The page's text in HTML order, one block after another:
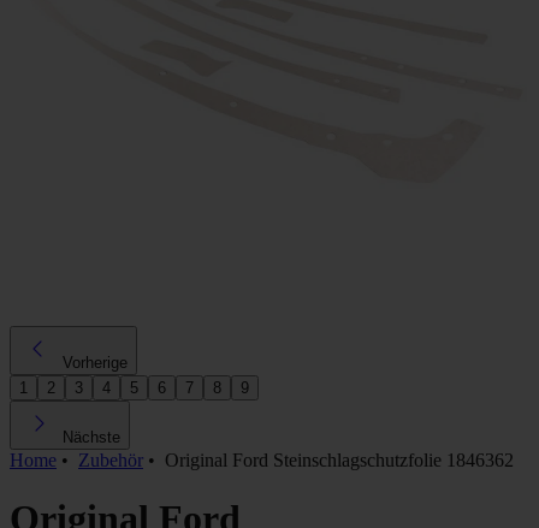
Vorherige
1
2 3 4 5 6 7 8 9
Nächste
Home • Zubehör • Original Ford Steinschlagschutzfolie 1846362
Original Ford